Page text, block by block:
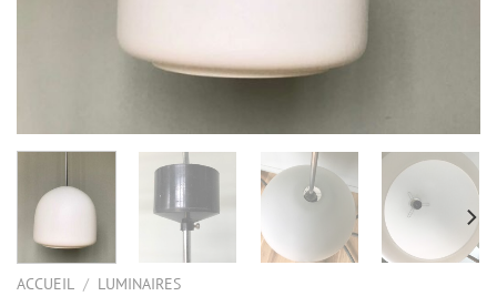
ACCUEIL / LUMINAIRES